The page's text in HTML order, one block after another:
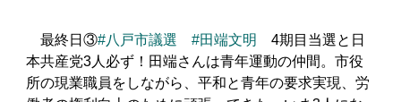
最終日③#八戸市議選 #田端文明
4期目当選と日
本共産党3人必ず！田端さんは青年運動の仲間。市役
所の現業職員をしながら、平和と青年の要求実現、労